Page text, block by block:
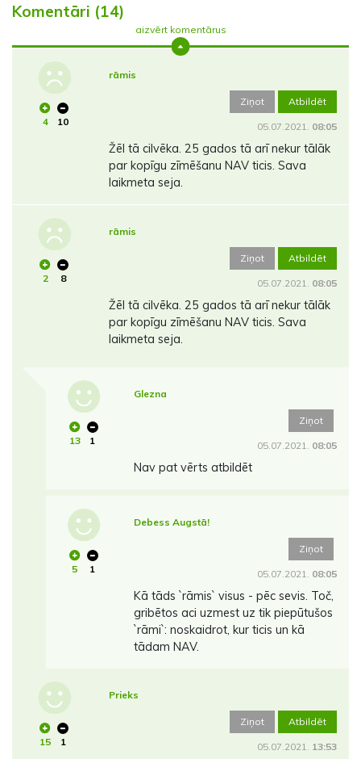
Komentāri (14)
aizvērt komentārus
4 10
rāmis
Ziņot Atbildēt
05.07.2021. 08:05
Žēl tā cilvēka. 25 gados tā arī nekur tālāk
par kopīgu zīmēšanu NAV ticis. Sava
laikmeta seja.
2 8
rāmis
Ziņot Atbildēt
05.07.2021. 08:05
Žēl tā cilvēka. 25 gados tā arī nekur tālāk
par kopīgu zīmēšanu NAV ticis. Sava
laikmeta seja.
13 1
Glezna
Ziņot
05.07.2021. 08:05
Nav pat vērts atbildēt
5 1
Debess Augstā!
Ziņot
05.07.2021. 08:05
Kā tāds `rāmis` visus - pēc sevis. Toč,
gribētos aci uzmest uz tik piepūtušos
`rāmi`: noskaidrot, kur ticis un kā
tādam NAV.
15 1
Prieks
Ziņot Atbildēt
05.07.2021. 13:53